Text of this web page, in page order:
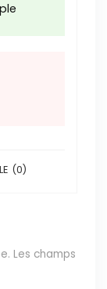
(0)
Les champs